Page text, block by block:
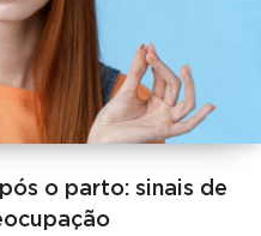
o parto: sinais de